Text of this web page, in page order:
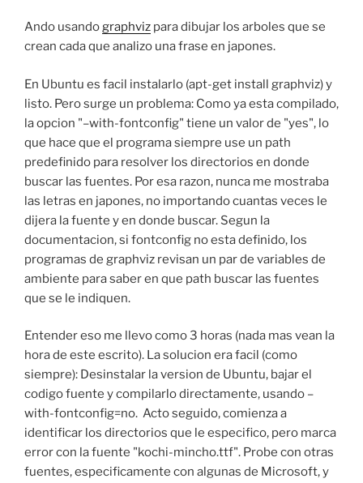
Ando usandographviz para dibujar los arboles que se
crean cada que analizo una frase en japones.
En Ubuntu es facil instalarlo (apt-get install graphviz) y
listo. Pero surge un problema: Como ya esta compilado,
la opcion "–with-fontconfig" tiene un valor de "yes", lo
que hace que el programa siempre use un path
predefinido para resolver los directorios en donde
buscar las fuentes. Por esa razon, nunca me mostraba
las letras en japones, no importando cuantas veces le
dijera la fuente y en donde buscar. Segun la
documentacion, si fontconfig no esta definido, los
programas de graphviz revisan un par de variables de
ambiente para saber en que path buscar las fuentes
que se le indiquen.
Entender eso me llevo como 3 horas (nada mas vean la
hora de este escrito). La solucion era facil (como
siempre): Desinstalar la version de Ubuntu, bajar el
codigo fuente y compilarlo directamente, usando –
with-fontconfig=no. Acto seguido, comienza a
identificar los directorios que le especifico, pero marca
error con la fuente "kochi-mincho.ttf". Probe con otras
fuentes, especificamente con algunas de Microsoft, y